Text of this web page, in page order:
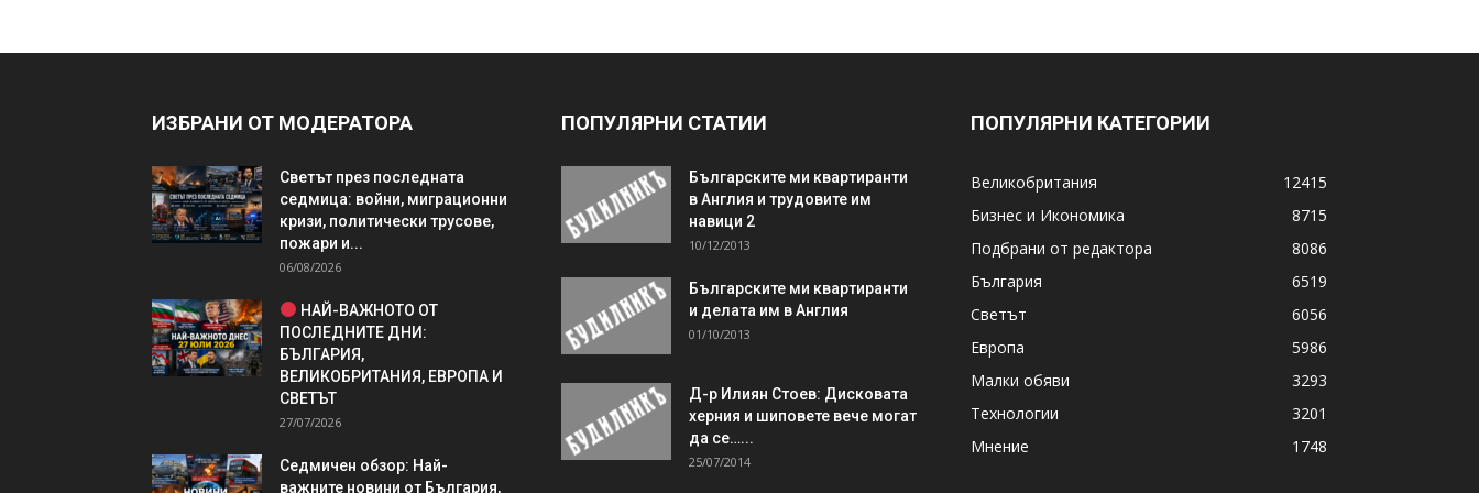
ИЗБРАНИ ОТ МОДЕРАТОРА
Светът през последната
седмица: войни, миграционни
кризи, политически трусове,
пожари и...
06/08/2026
НАЙ-ВАЖНОТО ОТ
ПОСЛЕДНИТЕ ДНИ:
БЪЛГАРИЯ,
ВЕЛИКОБРИТАНИЯ, ЕВРОПА И
СВЕТЪТ
27/07/2026
Седмичен обзор: Най-
важните новини от България,
ПОПУЛЯРНИ СТАТИИ
Българските ми квартиранти
в Англия и трудовите им
навици 2
10/12/2013
Българските ми квартиранти
и делата им в Англия
01/10/2013
Д-р Илиян Стоев: Дисковата
херния и шиповете вече могат
да се…...
25/07/2014
ПОПУЛЯРНИ КАТЕГОРИИ
Великобритания
12415
Бизнес и Икономика
8715
Подбрани от редактора
8086
България
6519
Светът
6056
Европа
5986
Малки обяви
3293
Технологии
3201
Мнение
1748